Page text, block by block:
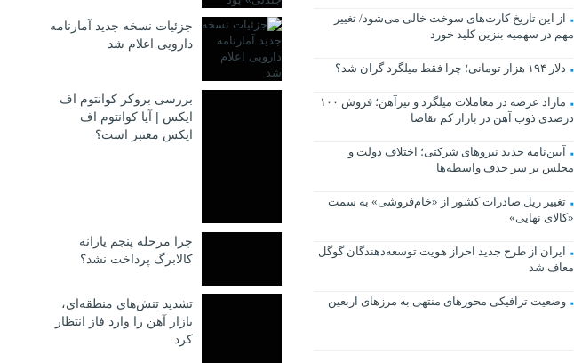
از این تاریخ کارت‌های سوخت خالی می‌شود/ تغییر
مهم در سهمیه بنزین کلید خورد
دلار ۱۹۴ هزار تومانی؛ چرا فقط میلگرد گران شد؟
مازاد عرضه در معاملات میلگرد و تیرآهن؛ فروش ۱۰۰
درصدی ذوب آهن در بازار کم تقاضا
آیین‌نامه جدید نیروهای شرکتی؛ اختلاف دولت و
مجلس بر سر حذف واسطه‌ها
تغییر ریل صادرات کشور از «خام‌فروشی» به سمت
«کالای نهایی»
ایران از طرح جدید احراز هویت توسعه‌دهندگان گوگل
معاف شد
وضعیت ترافیکی محورهای منتهی به مرزهای اربعین
جزئیات نسخه جدید آمارنامه
دارویی اعلام شد
بررسی بروکر کوانتوم اف
ایکس | آیا کوانتوم اف
ایکس معتبر است؟
چرا مرحله پنجم یارانه
کالابرگ پرداخت نشد؟
تشدید تنش‌های منطقه‌ای،
بازار آهن را وارد فاز انتظار
کرد